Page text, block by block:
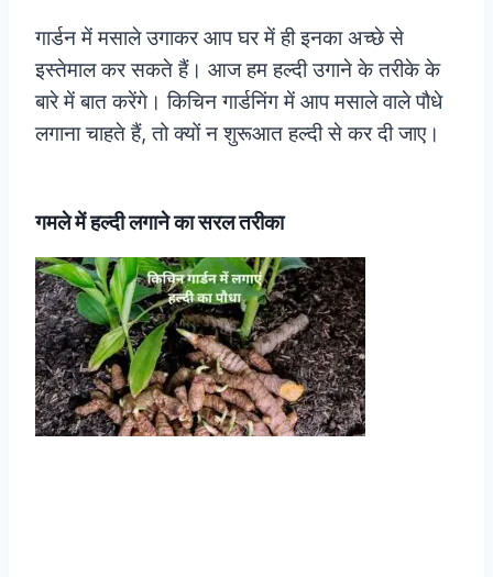
गार्डन में मसाले उगाकर आप घर में ही इनका अच्छे से
इस्तेमाल कर सकते हैं। आज हम हल्दी उगाने के तरीके के
बारे में बात करेंगे। किचिन गार्डनिंग में आप मसाले वाले पौधे
लगाना चाहते हैं, तो क्यों न शुरूआत हल्दी से कर दी जाए।
गमले में हल्दी लगाने का सरल तरीका